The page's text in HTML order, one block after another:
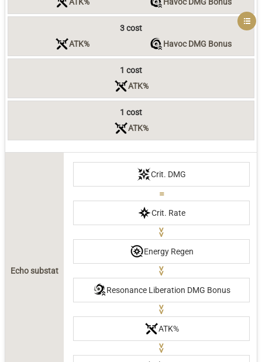
3 cost
ATK%
Havoc DMG Bonus
1 cost
ATK%
1 cost
ATK%
Echo substat
Crit. DMG
=
Crit. Rate
>>
Energy Regen
>>
Resonance Liberation DMG Bonus
>>
ATK%
>>